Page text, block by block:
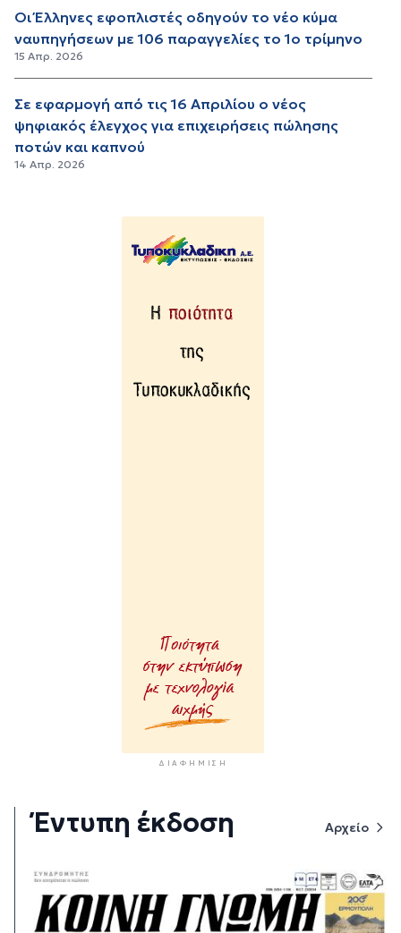
Οι Έλληνες εφοπλιστές οδηγούν το νέο κύμα
ναυπηγήσεων με 106 παραγγελίες το 1ο τρίμηνο
15 Απρ. 2026
Σε εφαρμογή από τις 16 Απριλίου ο νέος
ψηφιακός έλεγχος για επιχειρήσεις πώλησης
ποτών και καπνού
14 Απρ. 2026
ΔΙΑΦΉΜΙΣΗ
Έντυπη έκδοση Αρχείο